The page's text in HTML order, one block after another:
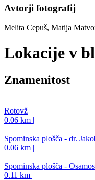
Avtorji fotografij
Melita Cepuš, Matija
Lokacije v
Znamenitost
Rotovž
0.06 km |
Spominska plošča - dr.
0.06 km |
Spominska plošča -
0.11 km |